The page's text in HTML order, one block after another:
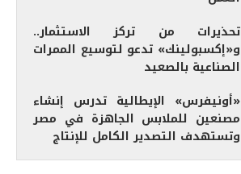
تحذيرات من تركز الاستثمار..
و«إكسبولينك» تدعو لتوسيع الممرات
الصناعية بالصعيد
«أونيفرس» الإيطالية تدرس إنشاء
مصنعين للملابس الجاهزة في مصر
وتستهدف التصدير الكامل للإنتاج